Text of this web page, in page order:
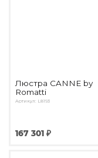
Люстра CANNE by
Romatti
Артикул: L8193
167 301 ₽